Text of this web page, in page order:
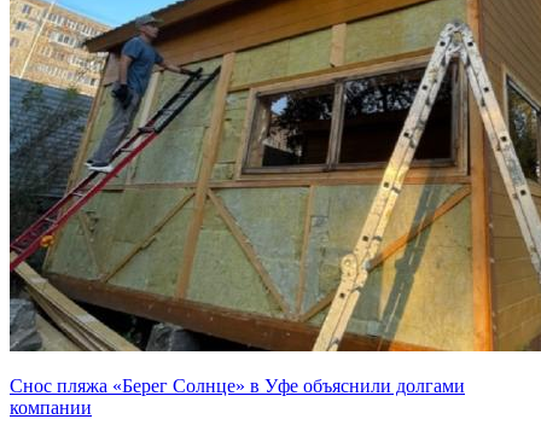
Снос пляжа «Берег Солнце» в Уфе объяснили долгами
компании